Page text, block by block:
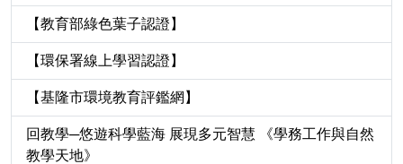
【教育部綠色葉子認證】
【環保署線上學習認證】
【基隆市環境教育評鑑網】
回教學─悠遊科學藍海 展現多元智慧 《學務工作與自然
教學天地》